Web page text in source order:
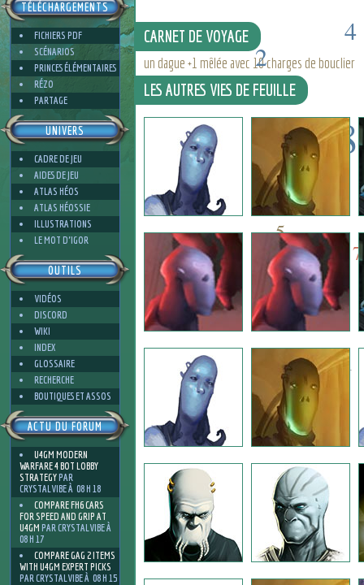
TÉLÉCHARGEMENTS
FICHIERS PDF
SCÉNARIOS
PRINCES ÉLÉMENTAIRES
RÉZO
PARTAGE
UNIVERS
CADRE DE JEU
AIDES DE JEU
ATLAS HÉOS
ATLAS HÉOSSIE
ILLUSTRATIONS
LE MOT D'IGOR
OUTILS
VIDÉOS
DISCORD
WIKI
INDEX
GLOSSAIRE
RECHERCHE
BOUTIQUES ET ASSOS
ACTU DU FORUM
U4GM MODERN
WARFARE 4 BOT LOBBY
STRATEGYPAR
CRYSTALVIBE À 08 H 18
COMPARE FH6 CARS
FOR SPEED AND GRIP AT
U4GM PAR CRYSTALVIBE À
08 H 17
COMPARE GAG 2 ITEMS
WITH U4GM EXPERT PICKS
PAR CRYSTALVIBE À 08 H 15
7
5
8
5
1
1
4
4
2
4
CARNET DE VOYAGE
un dague +1 mêlée avec 10 charges de bouclier
LES AUTRES VIES DE FEUILLE